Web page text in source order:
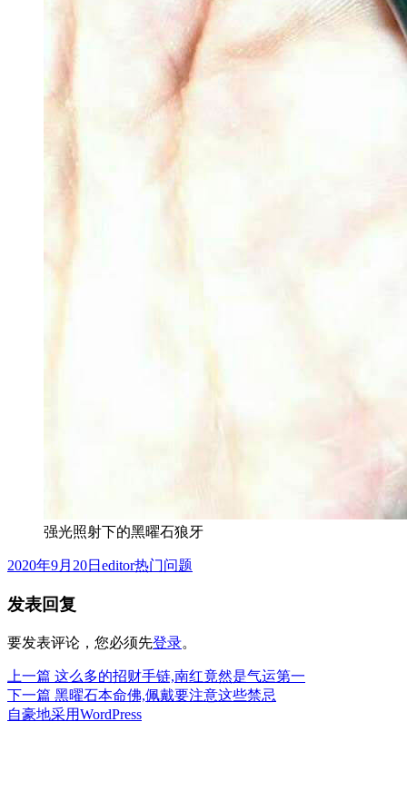
强光照射下的黑曜石狼牙
发
于
2020年9月20日 作
editor分
热门问题
发表回复
要发表评论，您必须先登录。
文
章
上一篇 上
篇
文
这么多的招财手链,南红竟然是气运第一
下一篇 下
篇
黑曜石本命佛,佩戴要注意这些禁忌
自豪地采用WordPress